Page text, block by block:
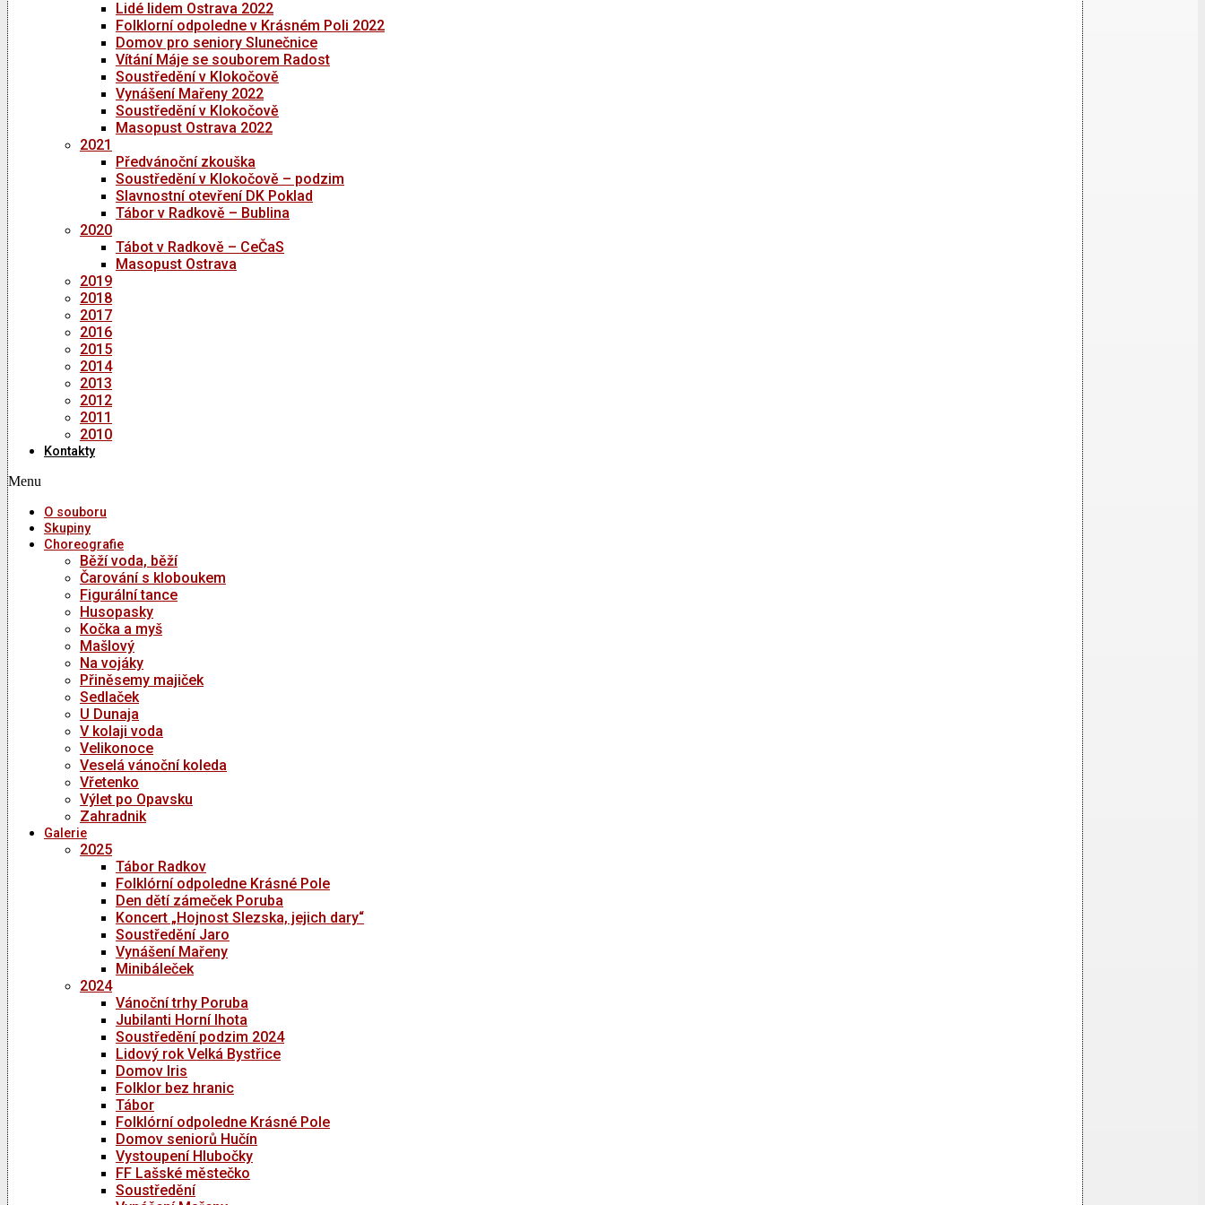
Lidé lidem Ostrava 2022
Folklorní odpoledne v Krásném Poli 2022
Domov pro seniory Slunečnice
Vítání Máje se souborem Radost
Soustředění v Klokočově
Vynášení Mařeny 2022
Soustředění v Klokočově
Masopust Ostrava 2022
2021
Předvánoční zkouška
Soustředění v Klokočově – podzim
Slavnostní otevření DK Poklad
Tábor v Radkově – Bublina
2020
Tábot v Radkově – CeČaS
Masopust Ostrava
2019
2018
2017
2016
2015
2014
2013
2012
2011
2010
Kontakty
Menu
O souboru
Skupiny
Choreografie
Běží voda, běží
Čarování s kloboukem
Figurální tance
Husopasky
Kočka a myš
Mašlový
Na vojáky
Přiněsemy majiček
Sedlaček
U Dunaja
V kolaji voda
Velikonoce
Veselá vánoční koleda
Vřetenko
Výlet po Opavsku
Zahradnik
Galerie
2025
Tábor Radkov
Folklórní odpoledne Krásné Pole
Den dětí zámeček Poruba
Koncert „Hojnost Slezska, jejich dary“
Soustředění Jaro
Vynášení Mařeny
Minibáleček
2024
Vánoční trhy Poruba
Jubilanti Horní lhota
Soustředění podzim 2024
Lidový rok Velká Bystřice
Domov Iris
Folklor bez hranic
Tábor
Folklórní odpoledne Krásné Pole
Domov seniorů Hučín
Vystoupení Hlubočky
FF Lašské městečko
Soustředění